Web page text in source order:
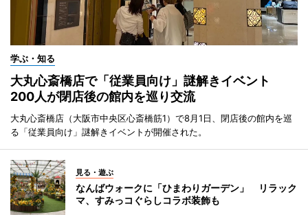
学ぶ・知る
大丸心斎橋店で「従業員向け」謎解きイベント
200人が閉店後の館内を巡り交流
大丸心斎橋店（大阪市中央区心斎橋筋1）で8月1日、閉店後の館内を巡
る「従業員向け」謎解きイベントが開催された。
見る・遊ぶ
なんばウォークに「ひまわりガーデン」 リラック
マ、すみっコぐらしコラボ装飾も